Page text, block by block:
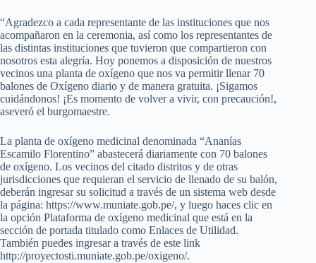
“Agradezco a cada representante de las instituciones que nos
acompañaron en la ceremonia, así como los representantes de
las distintas instituciones que tuvieron que compartieron con
nosotros esta alegría. Hoy ponemos a disposición de nuestros
vecinos una planta de oxígeno que nos va permitir llenar 70
balones de Oxígeno diario y de manera gratuita. ¡Sigamos
cuidándonos! ¡Es momento de volver a vivir, con precaución!,
aseveró el burgomaestre.
La planta de oxígeno medicinal denominada “Ananías
Escamilo Florentino” abastecerá diariamente con 70 balones
de oxígeno. Los vecinos del citado distritos y de otras
jurisdicciones que requieran el servicio de llenado de su balón,
deberán ingresar su solicitud a través de un sistema web desde
la página: https://www.muniate.gob.pe/, y luego haces clic en
la opción Plataforma de oxígeno medicinal que está en la
sección de portada titulado como Enlaces de Utilidad.
También puedes ingresar a través de este link
http://proyectosti.muniate.gob.pe/oxigeno/.